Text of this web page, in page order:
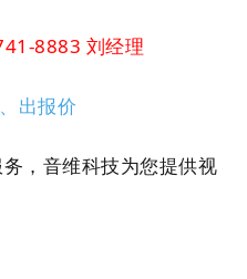
8883 刘经理
出报价
，音维科技为您提供视